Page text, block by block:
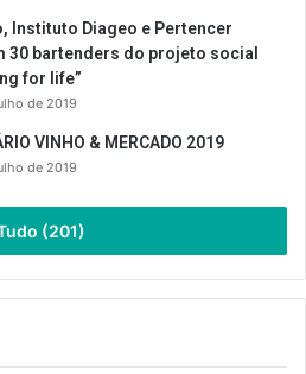
Instituto Diageo e Pertencer
30 bartenders do projeto social
for life”
de 2019
VINHO & MERCADO 2019
de 2019
(201)